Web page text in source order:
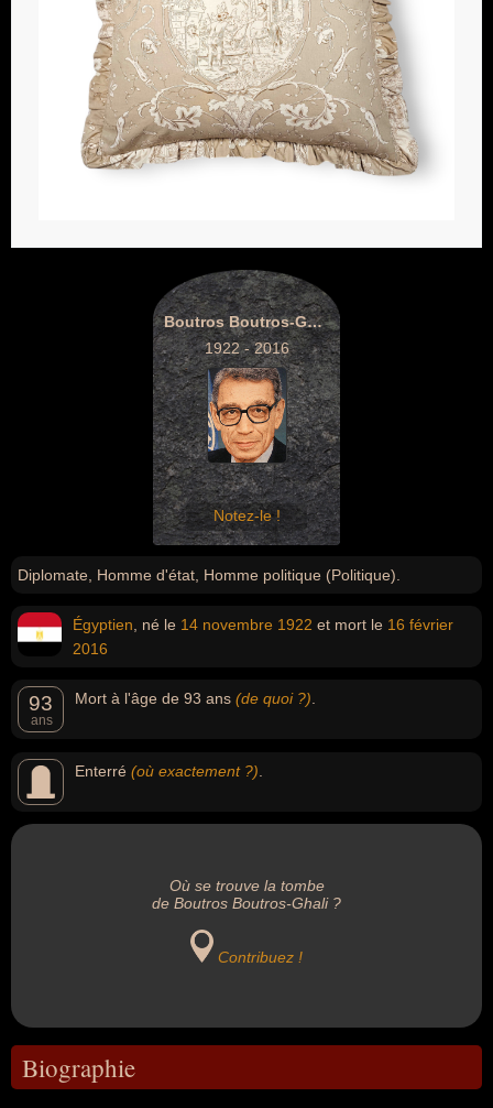
Boutros Boutros-Ghali
1922 - 2016
Notez-le !
Diplomate, Homme d'état, Homme politique (Politique).
Égyptien , né le 14 novembre 1922 et mort le 16 février
2016
93
ans
Mort à l'âge de 93 ans (de quoi ?)
Enterré (où exactement ?)
Où se trouve la tombe
de Boutros Boutros-Ghali ?
Contribuez !
Biographie